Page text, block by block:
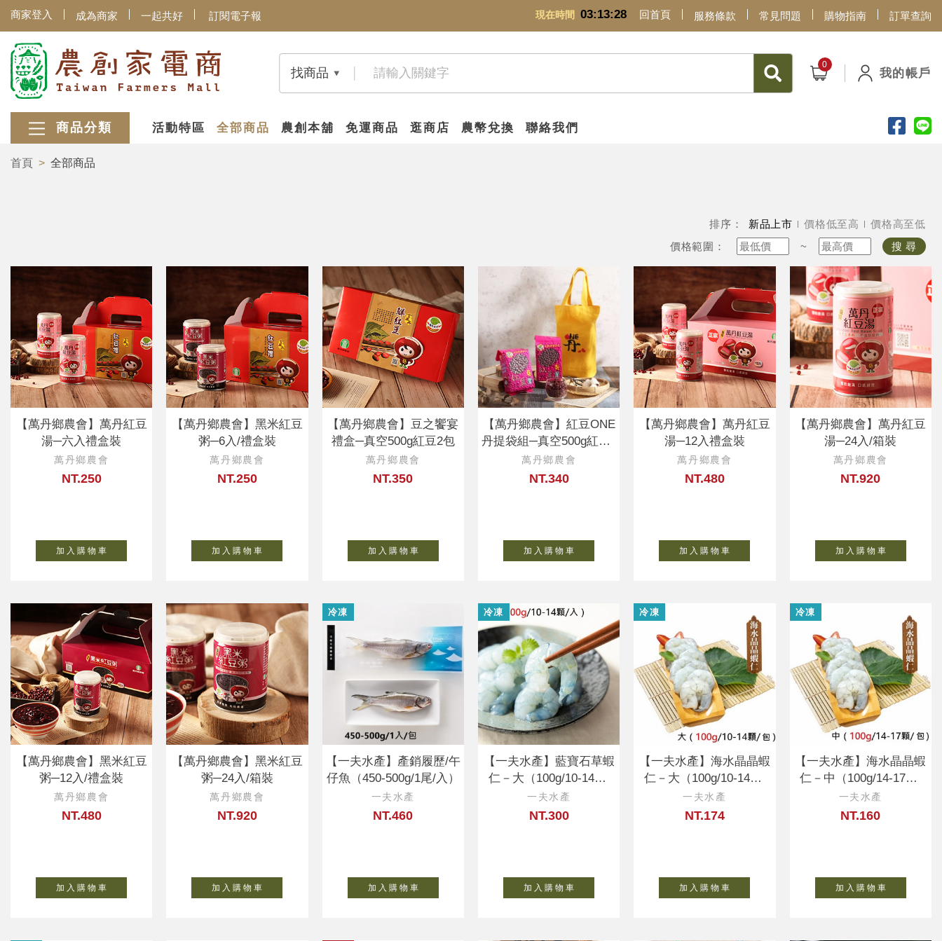
現在時間 03:13:29
商家登入 成為商家 一起共好 訂閱電子報 回首頁 服務條款 常見問題 購物指南 訂單查詢
找商品 我的帳戶
商品分類 活動特區 全部商品 農創本舖 免運商品 逛商店 農幣兌換 聯絡我們
首頁 全部商品
排序： 新品上市 價格低至高
價格高至低
價格範圍：
~ 搜 尋
【萬丹鄉農會】萬丹紅豆
湯─六入禮盒裝
萬丹鄉農會
NT.250
加 入 購 物 車
【萬丹鄉農會】黑米紅豆
粥─6入/禮盒裝
萬丹鄉農會
NT.250
加 入 購 物 車
【萬丹鄉農會】豆之饗宴
禮盒─真空500g紅豆2包
萬丹鄉農會
NT.350
加 入 購 物 車
【萬丹鄉農會】紅豆ONE
丹提袋組─真空500g紅豆2
包
萬丹鄉農會
NT.340
加 入 購 物 車
【萬丹鄉農會】萬丹紅豆
湯─12入禮盒裝
萬丹鄉農會
NT.480
加 入 購 物 車
【萬丹鄉農會】萬丹紅豆
湯─24入/箱裝
萬丹鄉農會
NT.920
加 入 購 物 車
【萬丹鄉農會】黑米紅豆
粥─12入/禮盒裝
萬丹鄉農會
NT.480
加 入 購 物 車
【萬丹鄉農會】黑米紅豆
粥─24入/箱裝
萬丹鄉農會
NT.920
加 入 購 物 車
冷凍
【一夫水產】產銷履歷/午
仔魚（450-500g/1尾/入）
一夫水產
NT.460
加 入 購 物 車
冷凍
【一夫水產】藍寶石草蝦
仁－大（100g/10-14顆/
入）
一夫水產
NT.300
加 入 購 物 車
冷凍
【一夫水產】海水晶晶蝦
仁－大（100g/10-14顆/
入）
一夫水產
NT.174
加 入 購 物 車
冷凍
【一夫水產】海水晶晶蝦
仁－中（100g/14-17顆/
入）
一夫水產
NT.160
加 入 購 物 車